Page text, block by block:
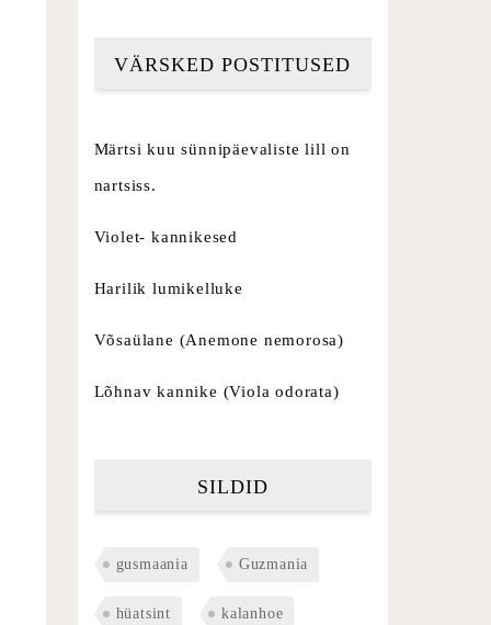
VÄRSKED POSTITUSED
Märtsi kuu sünnipäevaliste lill on
nartsiss.
Violet- kannikesed
Harilik lumikelluke
Võsaülane (Anemone nemorosa)
Lõhnav kannike (Viola odorata)
SILDID
gusmaania Guzmania
hüatsint kalanhoe